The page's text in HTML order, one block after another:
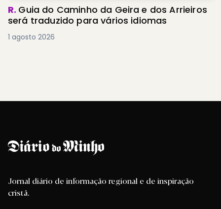
R. Guia do Caminho da Geira e dos Arrieiros
será traduzido para vários idiomas
1 agosto 2026
Jornal diário de informação regional e de inspiração
cristã.